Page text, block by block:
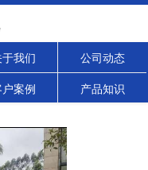
于我们 公司动态
案例 产品知识